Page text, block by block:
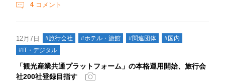
4コメント
12月7日 #旅行会社 #ホテル・旅館 #関連団体
#国内
#IT・デジタル
「観光産業共通プラットフォーム」の本格運用開始、旅行会
社200社登録目指す